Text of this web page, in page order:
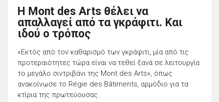
Η Mont des Arts θέλει να
απαλλαγεί από τα γκράφιτι. Και
ιδού ο τρόπος
«Εκτός από τον καθαρισμό των γκράφιτι, μία από τις
προτεραιότητες τώρα είναι να τεθεί ξανά σε λειτουργία
το μεγάλο σιντριβάνι της Mont des Arts», όπως
ανακοίνωσε το Régie des Bâtiments, αρμόδιο για τα
κτίρια της πρωτεύουσας.